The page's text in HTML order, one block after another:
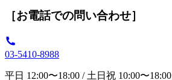
［お電話での問い合わせ］
03-5410-8988
平日 12:00〜18:00 / 土日祝 10:00〜18:00